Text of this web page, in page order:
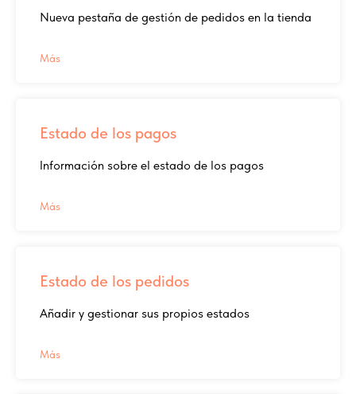
Nueva pestaña de gestión de pedidos en la tienda
Más
Estado de los pagos
Información sobre el estado de los pagos
Más
Estado de los pedidos
Añadir y gestionar sus propios estados
Más